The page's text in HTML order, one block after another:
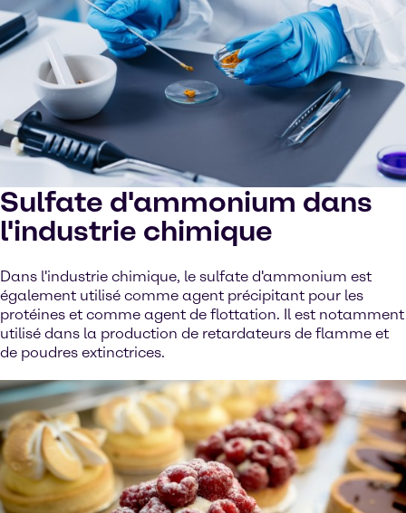
Sulfate d'ammonium dans
l'industrie chimique
Dans l'industrie chimique, le sulfate d'ammonium est
également utilisé comme agent précipitant pour les
protéines et comme agent de flottation. Il est notamment
utilisé dans la production de retardateurs de flamme et
de poudres extinctrices.